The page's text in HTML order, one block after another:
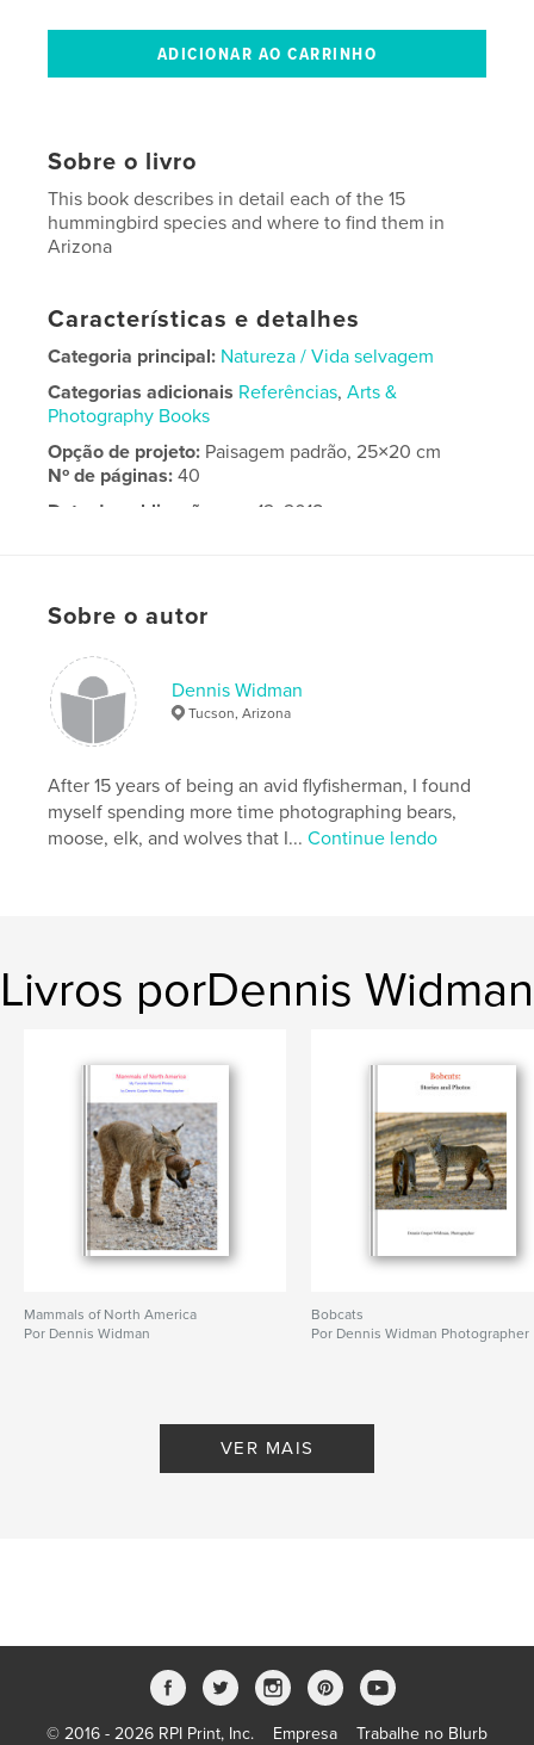
Sobre o livro
This book describes in detail each of the 15
hummingbird species and where to find them in
Arizona
Características e detalhes
Categoria principal: Natureza / Vida selvagem
Categorias adicionais Referências,Arts &
Photography Books
Opção de projeto: Paisagem padrão, 25×20 cm
Nº de páginas:40
Data de publicação:
nov 12, 2018
Sobre o autor
Dennis Widman
Tucson, Arizona
After 15 years of being an avid flyfisherman, I found
myself spending more time photographing bears,
moose, elk, and wolves that I...Continue lendo
Livros porDennis Widman
Mammals of North America
Por Dennis Widman
Bobcats
Por Dennis Widman Photographer
VER MAIS
© 2016 - 2026 RPI Print, Inc. Empresa Trabalhe no Blurb